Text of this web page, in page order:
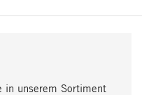
in unserem Sortiment